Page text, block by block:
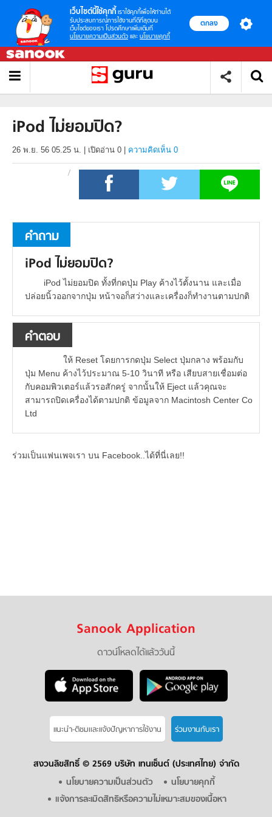
เว็บไซต์นี้ใช้คุกกี้ เราใช้คุกกี้เพื่อให้ท่านได้
รับประสบการณ์การใช้งานที่ดีที่สุดบน
เว็บไซต์ของเรา โปรดศึกษาเพิ่มเติมที่
นโยบายความเป็นส่วนตัว และ นโยบายคุกกี้
ตกลง
iPod ไม่ยอมปิด?
26 พ.ย. 56 05.25 น. เปิดอ่าน 0 ความคิดเห็น 0
คำถาม
iPod ไม่ยอมปิด?
iPod ไม่ยอมปิด ทั้งที่กดปุ่ม Play ค้างไว้ตั้งนาน และเมื่อ
ปล่อยนิ้วออกจากปุ่ม หน้าจอก็สว่างและเครื่องก็ทำงานตามปกติ
คำตอบ
ให้ Reset โดยการกดปุ่ม Select ปุ่มกลาง พร้อมกับ
ปุ่ม Menu ค้างไว้ประมาณ 5-10 วินาที หรือ เสียบสายเชื่อมต่อ
กับคอมพิวเตอร์แล้วรอสักครู่ จากนั้นให้ Eject แล้วคุณจะ
สามารถปิดเครื่องได้ตามปกติ ข้อมูลจาก Macintosh Center Co
Ltd
ร่วมเป็นแฟนเพจเรา บน Facebook..ได้ที่นี่เลย!!
Sanook Application
ดาวน์โหลดได้แล้ววันนี้
แนะนำ-ติชมเเละแจ้งปัญหาการใช้งาน ร่วมงานกับเรา
สงวนลิขสิทธิ์ © 2569 บริษัท เทนเซ็นต์ (ประเทศไทย) จำกัด
นโยบายความเป็นส่วนตัว
นโยบายคุกกี้
แจ้งการละเมิดสิทธิหรือความไม่เหมาะสมของเนื้อหา